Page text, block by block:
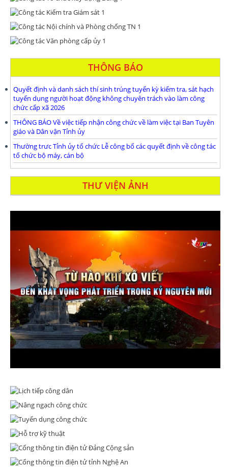
THÔNG BÁO
Quyết định và danh sách thí sinh trúng tuyển kỳ kiểm tra, sát hạch
tuyển dụng người hoạt động không chuyên trách vào làm công
chức cấp xã 2026
THÔNG BÁO Về việc tiếp nhận công chức về làm việc tại Ban Tuyên
giáo và Dân vận Tỉnh ủy
Thường trưc Tỉnh ủy tổ chức Lễ công bố các quyết định về công tác
tổ chức bộ máy, cán bộ
THƯ VIỆN ẢNH